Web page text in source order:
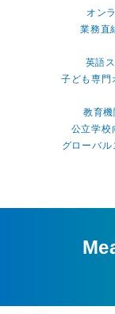
オン
業務直
英語
子ども専門
教育
公立学校
グローバ